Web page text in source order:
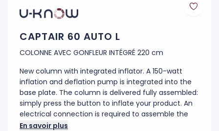
CAPTAIR 60 AUTO L
COLONNE AVEC GONFLEUR INTÉGRÉ 220 cm
New column with integrated inflator. A 150-watt
inflation and deflation pump is integrated into the
base plate. The column is delivered fully assembled:
simply press the button to inflate your product. An
electrical connection is required to assemble the
column. Once the column is inflated, the cable can
En savoir plus